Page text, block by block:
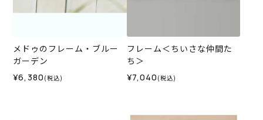
メドゥのフレーム・ブルー
ガーデン
¥6,380 (税込)
フレーム＜ちいさな仲間た
ち＞
¥7,040 (税込)